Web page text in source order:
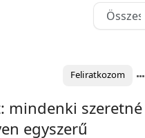
Feliratkozom
mindenki szeretné
egyszerű